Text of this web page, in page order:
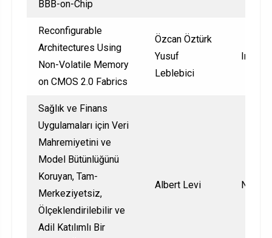
BBB-on-Chip
Reconfigurable
Architectures Using
Non-Volatile Memory
on CMOS 2.0 Fabrics
Özcan Öztürk
Yusuf
Leblebici
Sağlık ve Finans
Uygulamaları için Veri
Mahremiyetini ve
Model Bütünlüğünü
Koruyan, Tam-
Merkeziyetsiz,
Ölçeklendirilebilir ve
Adil Katılımlı Bir
Albert Levi